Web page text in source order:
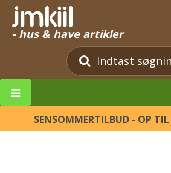
- hus & have artikler
SENSOMMERTILBUD - OP